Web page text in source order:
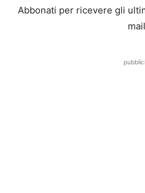
Abbonati per ricevere gli